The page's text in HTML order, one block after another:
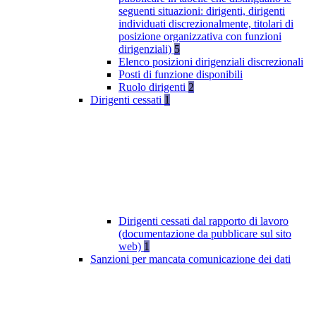
seguenti situazioni: dirigenti, dirigenti
individuati discrezionalmente, titolari di
posizione organizzativa con funzioni
dirigenziali) 5
Elenco posizioni dirigenziali discrezionali
Posti di funzione disponibili
Ruolo dirigenti 2
Dirigenti cessati 1
Dirigenti cessati dal rapporto di lavoro
(documentazione da pubblicare sul sito
web) 1
Sanzioni per mancata comunicazione dei dati